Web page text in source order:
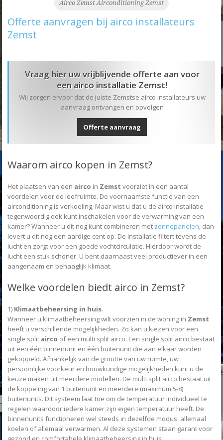
Airco Zemst Airconditioning Zemst
Offerte aanvragen bij airco installateurs
Zemst
Vraag hier uw vrijblijvende offerte aan voor
een airco installatie Zemst!
Wij zorgen ervoor dat de juiste Zemstse airco installateurs uw
aanvraag ontvangen en opvolgen
Offerte aanvraag
Waarom airco kopen in Zemst?
Het plaatsen van een airco in Zemst voorziet in een aantal
voordelen voor de leefruimte. De voornaamste functie van een
airconditioning is verkoeling. Maar wist u dat u de airco installatie
tegenwoordig ook kunt inschakelen voor de verwarming van een
kamer? Wanneer u dit nog kunt combineren met zonnepanelen , dan
levert u dit nog een aardige cent op. De installatie filtert tevens de
lucht en zorgt voor een goede vochtcirculatie. Hierdoor wordt de
lucht een stuk schoner. U bent daarnaast veel productiever in een
aangenaam en behaaglijk klimaat.
Welke voordelen biedt airco in Zemst?
1) Klimaatbeheersing in huis.
Wanneer u klimaatbeheersing wilt voorzien in de woning in Zemst
heeft u verschillende mogelijkheden. Zo kan u kiezen voor een
single split airco of een multi split airco. Een single split airco bestaat
uit een één binnenunit en één buitenunit die aan elkaar worden
gekoppeld. Afhankelijk van de grootte van uw ruimte, uw
persoonlijke voorkeur en bouwkundige mogelijkheden kunt u de
keuze maken uit meerdere modellen. De multi split airco bestaat uit
de koppeling van 1 buitenunit en meerdere (maximum 5-8)
buitenunits. Dit systeem laat toe om de temperatuur individueel te
regelen waardoor iedere kamer zijn eigen temperatuur heeft. De
binnenunits functioneren wel steeds in dezelfde modus: allemaal
koelen of allemaal verwarmen. Al deze systemen staan garant voor